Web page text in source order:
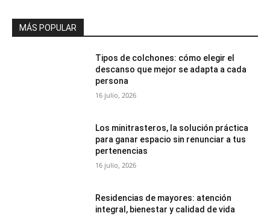
MÁS POPULAR
Tipos de colchones: cómo elegir el
descanso que mejor se adapta a cada
persona
16 julio, 2026
Los minitrasteros, la solución práctica
para ganar espacio sin renunciar a tus
pertenencias
16 julio, 2026
Residencias de mayores: atención
integral, bienestar y calidad de vida